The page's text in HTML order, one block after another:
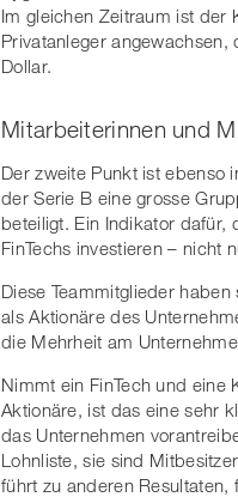
Im gleichen Zeitraum ist der
Privatanleger
Dollar.
Mitarbeiterinnen und
Der zweite Punkt ist ebenso
der Serie B eine grosse
beteiligt. Ein Indikator dafür,
FinTechs investieren – nicht
Diese Teammitglieder
als Aktionäre des
die Mehrheit am
Nimmt ein FinTech und
Aktionäre, ist das eine sehr
das Unternehmen
Lohnliste, sie sind
führt zu anderen